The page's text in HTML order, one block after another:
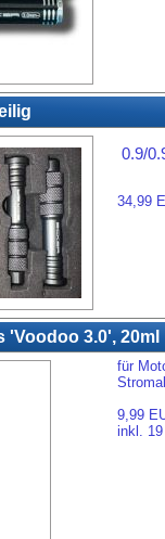
0.9/
34,99
'Voodoo 3.0', 20ml
für
9,99
inkl.